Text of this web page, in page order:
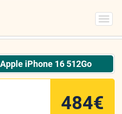
iPhone 16 512Go
484€